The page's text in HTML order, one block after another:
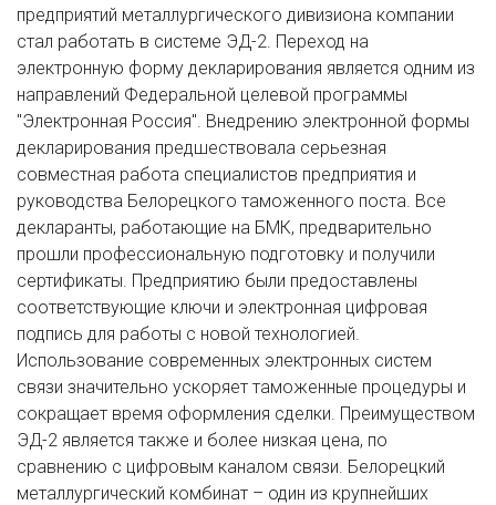
предприятий металлургического дивизиона компании
стал работать в системе ЭД-2. Переход на
электронную форму декларирования является одним из
направлений Федеральной целевой программы
"Электронная Россия". Внедрению электронной формы
декларирования предшествовала серьезная
совместная работа специалистов предприятия и
руководства Белорецкого таможенного поста. Все
декларанты, работающие на БМК, предварительно
прошли профессиональную подготовку и получили
сертификаты. Предприятию были предоставлены
соответствующие ключи и электронная цифровая
подпись для работы с новой технологией.
Использование современных электронных систем
связи значительно ускоряет таможенные процедуры и
сокращает время оформления сделки. Преимуществом
ЭД-2 является также и более низкая цена, по
сравнению с цифровым каналом связи. Белорецкий
металлургический комбинат – один из крупнейших